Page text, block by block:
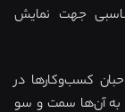
جهت نمایش
کسب‌وکارها در
و به آن‌ها سمت و سو